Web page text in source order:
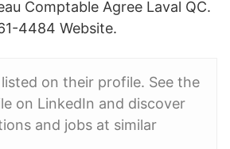
Comptable Agree Laval QC.
4484 Website.
on their profile. See the
on LinkedIn and discover
and jobs at similar